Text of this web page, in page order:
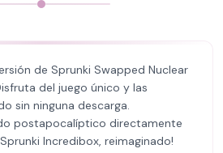
de Sprunki Swapped Nuclear
del juego único y las
sin ninguna descarga.
postapocalíptico directamente
Incredibox, reimaginado!